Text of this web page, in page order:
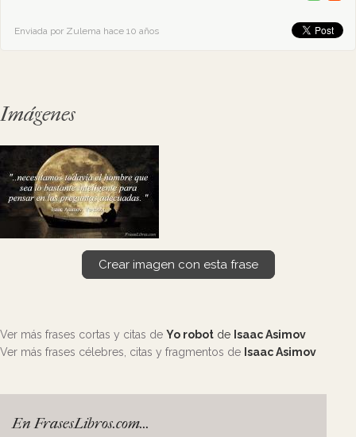
Enviada por Zulema hace 10 años
Imágenes
Crear imagen con esta frase
Ver más frases cortas y citas de Yo robot de Isaac Asimov
Ver más frases célebres, citas y fragmentos de Isaac Asimov
En FrasesLibros.com...